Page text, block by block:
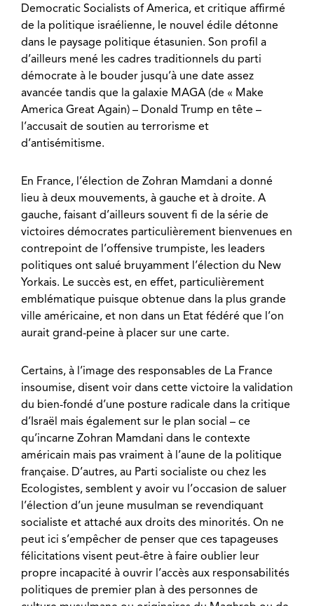
Democratic Socialists of America, et critique affirmé
de la politique israélienne, le nouvel édile détonne
dans le paysage politique étasunien. Son profil a
d’ailleurs mené les cadres traditionnels du parti
démocrate à le bouder jusqu’à une date assez
avancée tandis que la galaxie MAGA (de « Make
America Great Again) – Donald Trump en tête –
l’accusait de soutien au terrorisme et
d’antisémitisme.
En France, l’élection de Zohran Mamdani a donné
lieu à deux mouvements, à gauche et à droite. A
gauche, faisant d’ailleurs souvent fi de la série de
victoires démocrates particulièrement bienvenues en
contrepoint de l’offensive trumpiste, les leaders
politiques ont salué bruyamment l’élection du New
Yorkais. Le succès est, en effet, particulièrement
emblématique puisque obtenue dans la plus grande
ville américaine, et non dans un Etat fédéré que l’on
aurait grand-peine à placer sur une carte.
Certains, à l’image des responsables de La France
insoumise, disent voir dans cette victoire la validation
du bien-fondé d’une posture radicale dans la critique
d’Israël mais également sur le plan social – ce
qu’incarne Zohran Mamdani dans le contexte
américain mais pas vraiment à l’aune de la politique
française. D’autres, au Parti socialiste ou chez les
Ecologistes, semblent y avoir vu l’occasion de saluer
l’élection d’un jeune musulman se revendiquant
socialiste et attaché aux droits des minorités. On ne
peut ici s’empêcher de penser que ces tapageuses
félicitations visent peut-être à faire oublier leur
propre incapacité à ouvrir l’accès aux responsabilités
politiques de premier plan à des personnes de